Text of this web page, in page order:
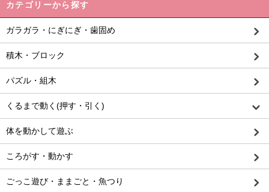
カテゴリーから探す
ガラガラ・にぎにぎ・歯固め
積木・ブロック
パズル・組木
くるまで動く(押す・引く)
体を動かして遊ぶ
ころがす・動かす
ごっこ遊び・ままごと・魚つり